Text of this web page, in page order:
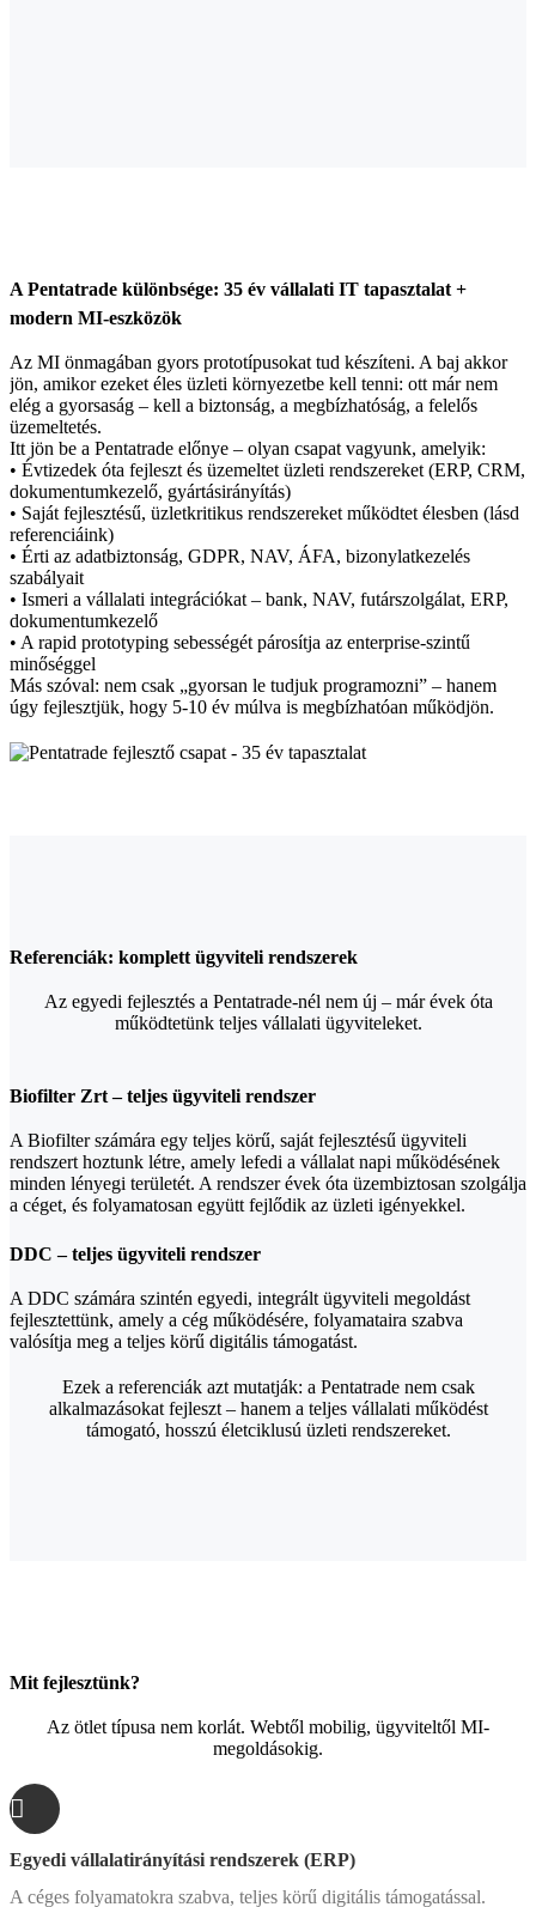
A Pentatrade különbsége: 35 év vállalati IT tapasztalat +
modern MI-eszközök
Az MI önmagában gyors prototípusokat tud készíteni. A baj akkor
jön, amikor ezeket éles üzleti környezetbe kell tenni: ott már nem
elég a gyorsaság – kell a biztonság, a megbízhatóság, a felelős
üzemeltetés.
Itt jön be a Pentatrade előnye – olyan csapat vagyunk, amelyik:
• Évtizedek óta fejleszt és üzemeltet üzleti rendszereket (ERP, CRM,
dokumentumkezelő, gyártásirányítás)
• Saját fejlesztésű, üzletkritikus rendszereket működtet élesben (lásd
referenciáink)
• Érti az adatbiztonság, GDPR, NAV, ÁFA, bizonylatkezelés
szabályait
• Ismeri a vállalati integrációkat – bank, NAV, futárszolgálat, ERP,
dokumentumkezelő
• A rapid prototyping sebességét párosítja az enterprise-szintű
minőséggel
Más szóval: nem csak „gyorsan le tudjuk programozni” – hanem
úgy fejlesztjük, hogy 5-10 év múlva is megbízhatóan működjön.
Referenciák: komplett ügyviteli rendszerek
Az egyedi fejlesztés a Pentatrade-nél nem új – már évek óta
működtetünk teljes vállalati ügyviteleket.
Biofilter Zrt – teljes ügyviteli rendszer
A Biofilter számára egy teljes körű, saját fejlesztésű ügyviteli
rendszert hoztunk létre, amely lefedi a vállalat napi működésének
minden lényegi területét. A rendszer évek óta üzembiztosan szolgálja
a céget, és folyamatosan együtt fejlődik az üzleti igényekkel.
DDC – teljes ügyviteli rendszer
A DDC számára szintén egyedi, integrált ügyviteli megoldást
fejlesztettünk, amely a cég működésére, folyamataira szabva
valósítja meg a teljes körű digitális támogatást.
Ezek a referenciák azt mutatják: a Pentatrade nem csak
alkalmazásokat fejleszt – hanem a teljes vállalati működést
támogató, hosszú életciklusú üzleti rendszereket.
Mit fejlesztünk?
Az ötlet típusa nem korlát. Webtől mobilig, ügyviteltől MI-
megoldásokig.
Egyedi vállalatirányítási rendszerek (ERP)
A céges folyamatokra szabva, teljes körű digitális támogatással.